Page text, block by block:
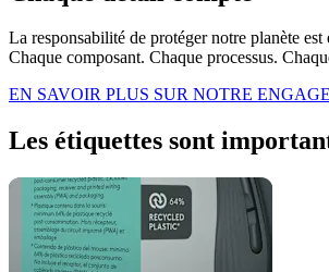
La responsabilité de protéger notre planète est
Chaque composant. Chaque processus.
EN SAVOIR PLUS SUR NOTRE
Les étiquettes sont